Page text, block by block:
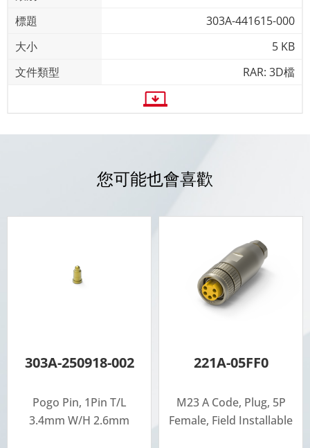
303A-441615-000
5 KB
RAR: 3D檔
您可能也會喜歡
303A-250918-002
Pogo Pin, 1Pin T/L
3.4mm W/H 2.6mm
221A-05FF0
M23 A Code, Plug, 5P
Female, Field Installable